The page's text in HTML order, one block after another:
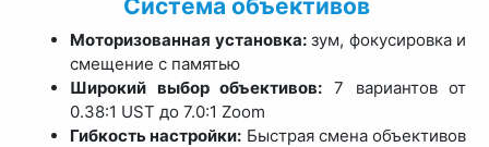
Система объективов
Моторизованная установка:зум, фокусировка и
смещение с памятью
Широкий выбор объективов: 7 вариантов от
0.38:1 UST до 7.0:1 Zoom
Гибкость настройки: Быстрая смена объективов